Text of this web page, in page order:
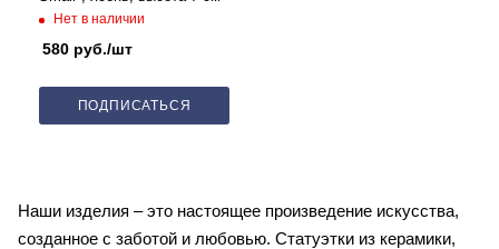
Нет в наличии
580 руб./шт
ПОДПИСАТЬСЯ
Наши изделия – это настоящее произведение искусства,
созданное с заботой и любовью. Статуэтки из керамики,